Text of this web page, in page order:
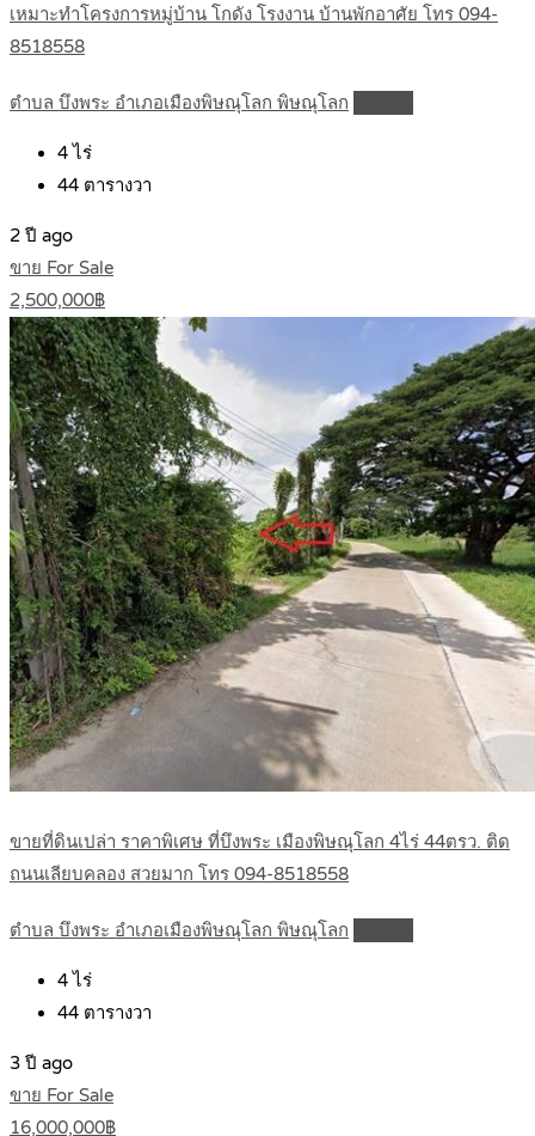
เหมาะทำโครงการหมู่บ้าน โกดัง โรงงาน บ้านพักอาศัย โทร 094-
8518558
ตำบล บึงพระ อำเภอเมืองพิษณุโลก พิษณุโลก
4ไร่
44 ตารางวา
2 ปี ago
ขาย For Sale
2,500,000฿
ขายที่ดินเปล่า ราคาพิเศษ ที่บึงพระ เมืองพิษณุโลก 4ไร่ 44ตรว. ติด
ถนนเลียบคลอง สวยมาก โทร 094-8518558
ตำบล บึงพระ อำเภอเมืองพิษณุโลก พิษณุโลก
4ไร่
44 ตารางวา
3 ปี ago
ขาย For Sale
16,000,000฿